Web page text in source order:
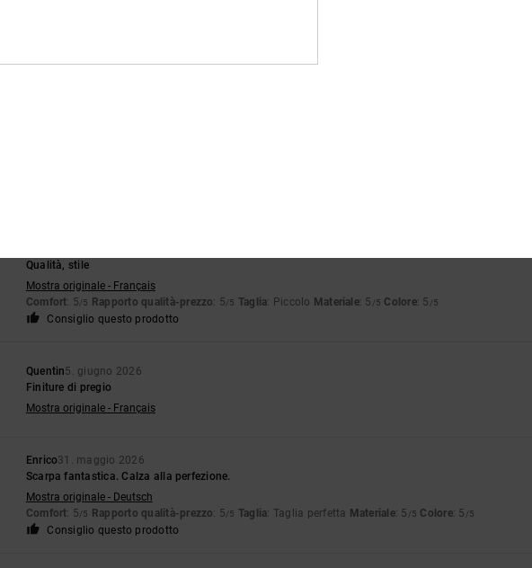
Qualità, stile
Mostra originale - Français
Comfort: 5/5 Rapporto qualità-prezzo: 5/5 Taglia: Piccolo Materiale: 5 /5 Colore: 5 /5
Consiglio questo prodotto
Quentin5. giugno 2026
Finiture di pregio
Mostra originale - Français
Enrico31. maggio 2026
Scarpa fantastica. Calza alla perfezione.
Mostra originale - Deutsch
Comfort: 5/5 Rapporto qualità-prezzo: 5/5 Taglia: Taglia perfetta Materiale: 5 /5 Colore: 5 /5
Consiglio questo prodotto